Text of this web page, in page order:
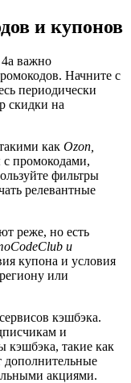
и купонов
важно
Начните с
периодически
скидки на
как Ozon,
с промокодами,
фильтры
релевантные
реже, но есть
и
купона и условия
или
кэшбэка.
и
кэшбэка, такие как
дополнительные
акциями.